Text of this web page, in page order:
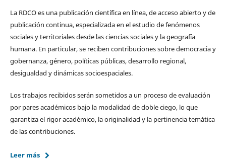
La RDCO es una publicación científica en línea, de acceso abierto y de
publicación continua, especializada en el estudio de fenómenos
sociales y territoriales desde las ciencias sociales y la geografía
humana. En particular, se reciben contribuciones sobre democracia y
gobernanza, género, políticas públicas, desarrollo regional,
desigualdad y dinámicas socioespaciales.
Los trabajos recibidos serán sometidos a un proceso de evaluación
por pares académicos bajo la modalidad de doble ciego, lo que
garantiza el rigor académico, la originalidad y la pertinencia temática
de las contribuciones.
Leer más